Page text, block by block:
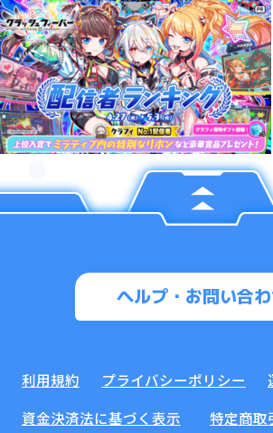
ヘルプ・お問い合
利用規約 プライバシーポリシー
資金決済法に基づく表示
特定商取